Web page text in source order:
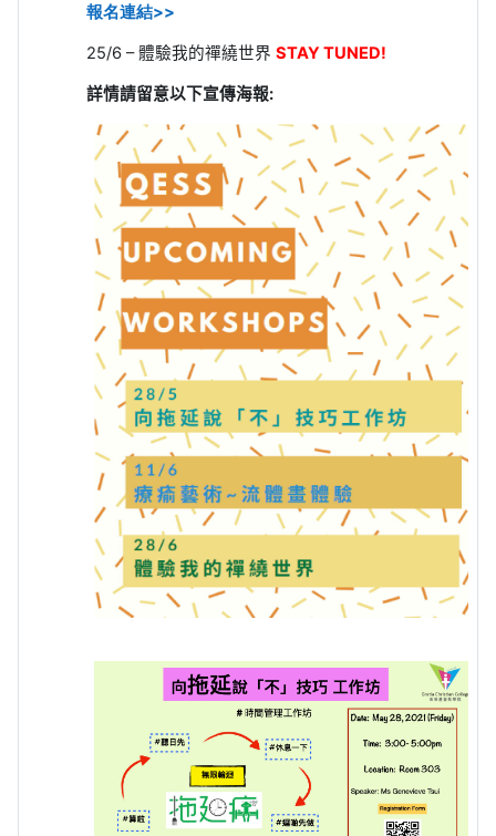
報名連結>>
25/6 –體驗我的禪繞世界 STAY TUNED!
詳情請留意以下宣傳海報: